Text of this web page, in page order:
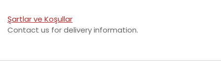
Şartlar ve Koşullar
Contact us for delivery information.